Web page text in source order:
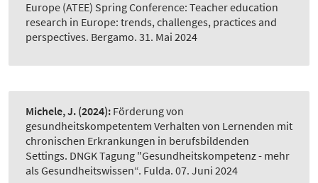
Europe (ATEE) Spring Conference: Teacher education
research in Europe: trends, challenges, practices and
perspectives. Bergamo. 31. Mai 2024
Michele, J. (2024): Förderung von
gesundheitskompetentem Verhalten von Lernenden mit
chronischen Erkrankungen in berufsbildenden
Settings. DNGK Tagung "Gesundheitskompetenz - mehr
als Gesundheitswissen“. Fulda. 07. Juni 2024